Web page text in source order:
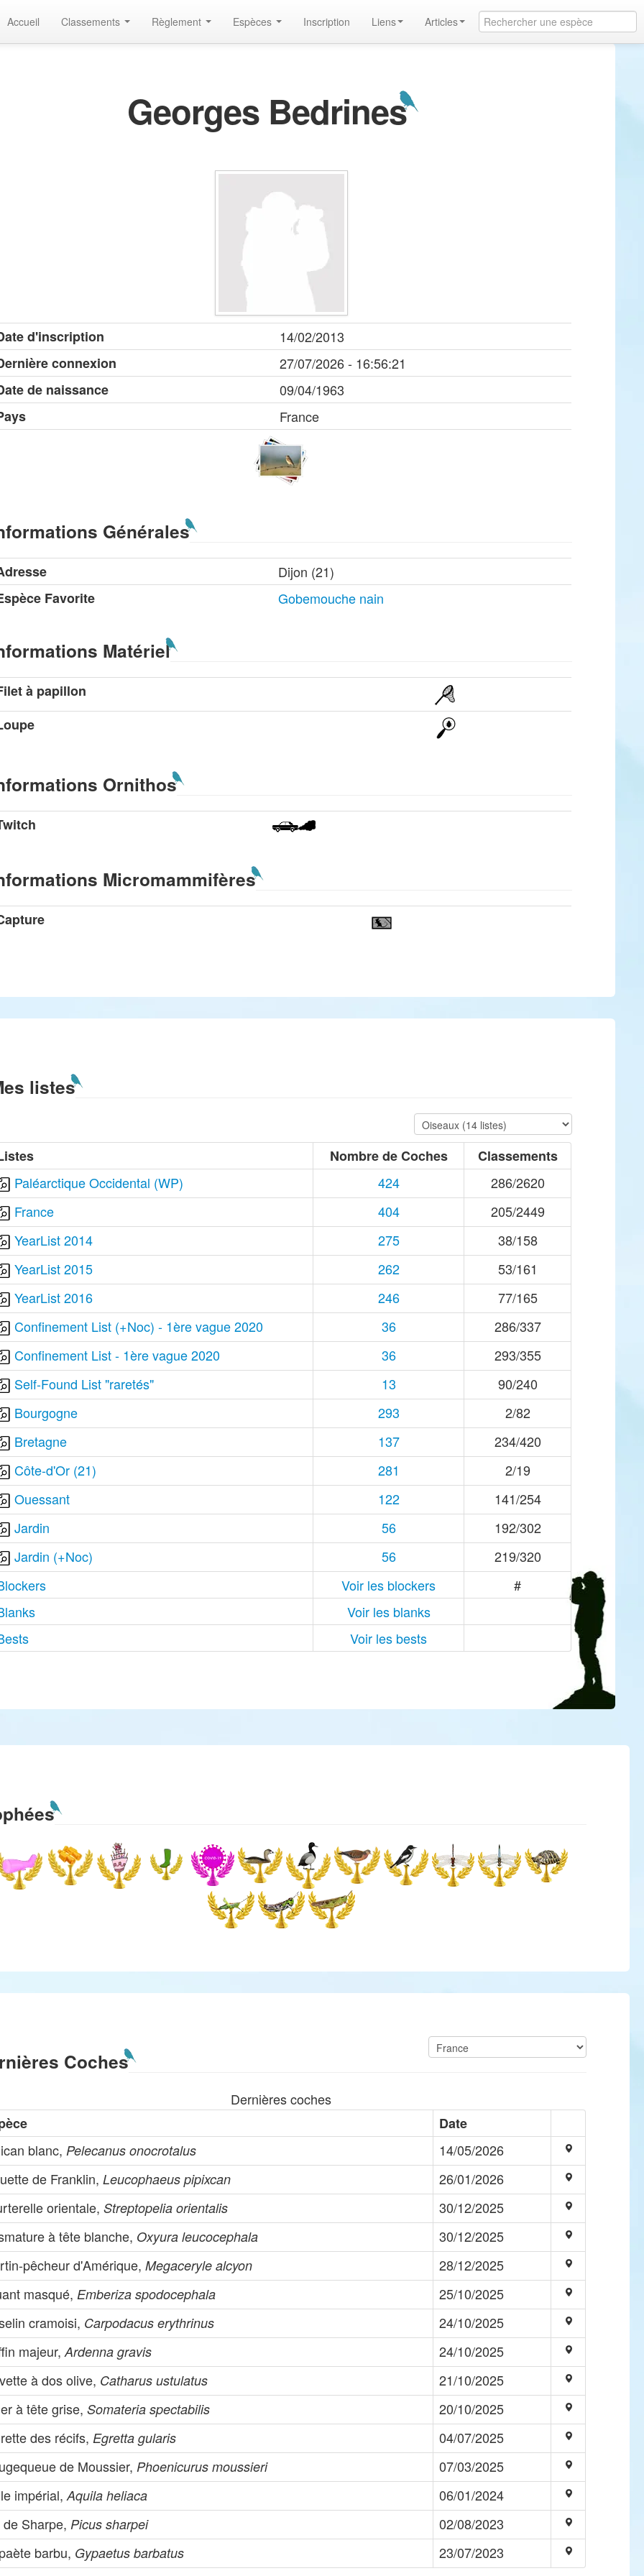
Accueil Classements Règlement Espèces Inscription Liens Articles
Georges Bedrines
d'inscription
14/02/2013
connexion
27/07/2026 - 16:56:21
de naissance
09/04/1963
France
Générales
Dijon (21)
Favorite
Gobemouche nain
Matériel
à papillon
Ornithos
Micromammifères
listes
Nombre de Coches
Classements
Paléarctique Occidental (WP)
424
286/2620
France
404
205/2449
YearList 2014
275
38/158
YearList 2015
262
53/161
YearList 2016
246
77/165
Confinement List (+Noc) - 1ère vague 2020
36
286/337
Confinement List - 1ère vague 2020
36
293/355
Self-Found List "raretés"
13
90/240
Bourgogne
293
2/82
Bretagne
137
234/420
Côte-d'Or (21)
281
2/19
Ouessant
122
141/254
Jardin
56
192/302
Jardin (+Noc)
56
219/320
Voir les blockers
#
Voir les blanks
Voir les bests
Coches
Dernières coches
Date
blanc, Pelecanus onocrotalus
14/05/2026
de Franklin,Leucophaeus pipixcan
26/01/2026
orientale,Streptopelia orientalis
30/12/2025
à tête blanche, Oxyura leucocephala
30/12/2025
pêcheur d'Amérique,Megaceryle alcyon
28/12/2025
masqué, Emberiza spodocephala
25/10/2025
cramoisi, Carpodacus erythrinus
24/10/2025
majeur,Ardenna gravis
24/10/2025
à dos olive, Catharus ustulatus
21/10/2025
à tête grise,Somateria spectabilis
20/10/2025
des récifs, Egretta gularis
04/07/2025
de Moussier, Phoenicurus moussieri
07/03/2025
impérial,Aquila heliaca
06/01/2024
de Sharpe, Picus sharpei
02/08/2023
barbu, Gypaetus barbatus 23/07/2023